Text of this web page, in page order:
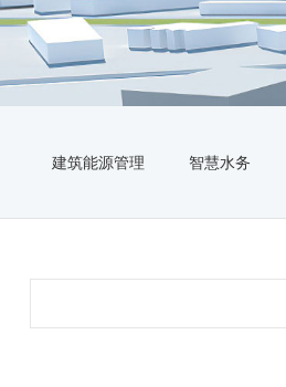
建筑能源管理 智慧水务